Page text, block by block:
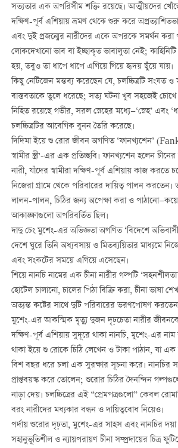
সত্যতার এক অপরিসীম শক্তি রয়েছে। আত্মীয়দের
দক্ষিণ-পূর্ব এশিয়ায় ভ্রমণ থেকে শুরু করে
এবং দুই প্রজন্মের নারীদের একে অপরকে সমর্থন করা
লোকদেখানো ভাব বা ইচ্ছাকৃত ভাবালুতা নেই; কাহিনিটি
হয়, তবুও তা ধাপে ধাপে এগিয়ে গিয়ে হৃদয় ছুঁয়ে যায়।
কিছু নেটিজেন মন্তব্য করেছেন যে, চলচ্চিত্রটি সংযত ও
বাস্তবতাকে তুলে ধরেছে; সত্য ঘটনা খুব সহজেই
নিহিত রয়েছে গভীর, সরল স্নেহের মধ্যে—‘স্নেহ’ এবং
চলচ্চিত্রটির আবেগিক বুনন তৈরি করেছে।
দিদিমা ইয়ে শু রোর জীবন অগণিত ‘ফানখ্যশেন’
স্বামীর স্ত্রী'-এর এক প্রতিচ্ছবি। ফানখ্যশেন হলেন চীনের
নারী, যাঁদের স্বামীরা দক্ষিণ-পূর্ব এশিয়ায় কাজ করতে
নিজেরা গ্রামে থেকে পরিবারের দায়িত্ব পালন করতেন।
লালন-পালন, চিঠির জন্য অপেক্ষা করা ও
আকাঙ্ক্ষাগুলো অপরিবর্তিত ছিল।
দাদু চেং মুশেং-এর অভিজ্ঞতা অগণিত ‘বিদেশে
দেশে ঘুরে তিনি অধ্যবসায় ও মিতব্যয়িতার মাধ্যমে
এবং সংকটের সময়ে এগিয়ে এসেছেন।
শিয়ে নানচি নামের এক চীনা নারীর গল্পটি
হোটেল চালানো, চালের পিঠা বিক্রি করা, চীনা ভাষা
অত্যন্ত কষ্টের সাথে দুটি পরিবারের ভরণপোষণ
মুশেং-এর আকস্মিক মৃত্যু দুজন দৃঢ়চেতা নারীর
দক্ষিণ-পূর্ব এশিয়ায় সুদূরে থাকা নানচি, মুশেং-এর নাম
থাকা ইয়ে শু রোকে চিঠি লেখেন ও টাকা পাঠান, যা
বিশ বছর ধরে চলা এক সুরক্ষার সূচনা করে। নানচির
প্রাপ্তবয়স্ক করে তোলেন; শুরোর চিঠির দৈনন্দিন
নাড়া দেয়। চলচ্চিত্রের এই “প্রেমপত্রগুলো” কেবল
বরং নারীদের মধ্যকার বন্ধন ও দায়িত্ববোধ নিয়েও।
পর্দায় শুরোর দৃঢ়তা, মুশেং-এর সাহস এবং নানচির
সহানুভূতিশীল ও ন্যায়পরায়ণ চীনা সম্প্রদায়ের চিত্র